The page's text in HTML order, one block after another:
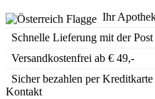
Ihr
Schnelle Lieferung mit der Post
Versandkostenfrei ab € 49,-
Sicher bezahlen per
Kontakt